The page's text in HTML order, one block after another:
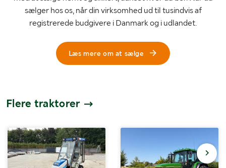
sælger hos os, når din virksomhed ud til tusindvis af
registrerede budgivere i Danmark og i udlandet.
Læs mere om at sælge
Flere traktorer